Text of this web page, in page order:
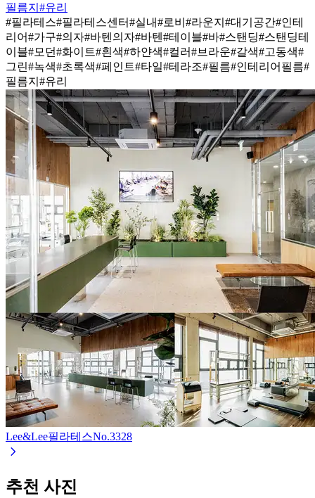
필름지 #유리
#필라테스#필라테스센터#실내#로비 #라운지 #대기공간#인테
리어#가구#의자#바텐의자#바텐 #테이블#바#스탠딩#스탠딩테
이블#모던#화이트#흰색#하얀색#컬러#브라운#갈색#고동색#
그린#녹색#초록색#페인트#타일#테라조#필름#인테리어필름#
필름지 #유리
Lee&Lee필라테스No.3328
추천 사진